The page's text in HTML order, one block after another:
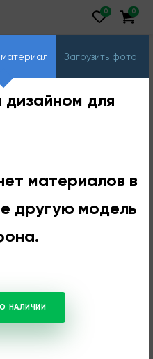
Загрузить фото
дизайном для
материалов в
другую модель
НАЛИЧИИ